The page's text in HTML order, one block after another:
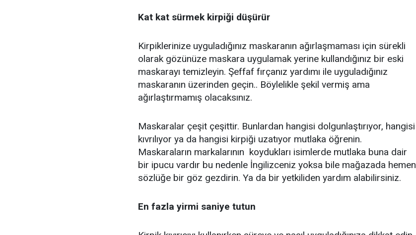
Kat kat sürmek kirpiği düşürür
Kirpiklerinize uyguladığınız maskaranın ağırlaşmaması için sürekli
olarak gözünüze maskara uygulamak yerine kullandığınız bir eski
maskarayı temizleyin. Şeffaf fırçanız yardımı ile uyguladığınız
maskaranın üzerinden geçin.. Böylelikle şekil vermiş ama
ağırlaştırmamış olacaksınız.
Maskaralar çeşit çeşittir. Bunlardan hangisi dolgunlaştırıyor, hangisi
kıvrılıyor ya da hangisi kirpiği uzatıyor mutlaka öğrenin.
Maskaraların markalarının koydukları isimlerde mutlaka buna dair
bir ipucu vardır bu nedenle İngilizceniz yoksa bile mağazada hemen
sözlüğe bir göz gezdirin. Ya da bir yetkiliden yardım alabilirsiniz.
En fazla yirmi saniye tutun